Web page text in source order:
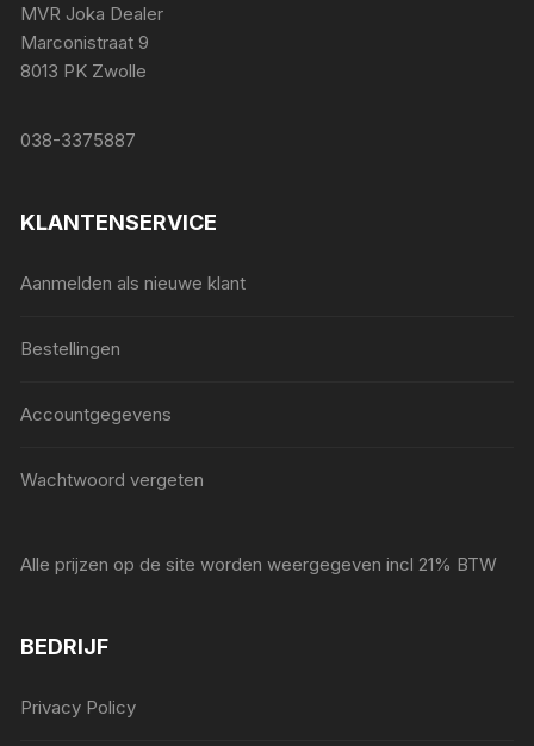
MVR Joka Dealer
Marconistraat 9
8013 PK Zwolle
038-3375887
KLANTENSERVICE
Aanmelden als nieuwe klant
Bestellingen
Accountgegevens
Wachtwoord vergeten
Alle prijzen op de site worden weergegeven incl 21% BTW
BEDRIJF
Privacy Policy